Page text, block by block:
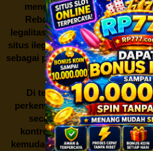
mengunduh film secara
Rebahan21 juga berarti
legalitas. Seperti yang telah
situs ilegal semacam ini
sebagai pengguna juga perlu
akibat dari
Di tengah dinamika
perkembangan teknologi,
secara gratis diRebahan21
kontroversial. Meskipun
kemudahan akses, kita juga